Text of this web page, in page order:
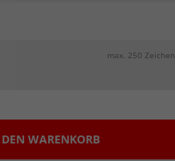
max. 250 Zeichen
WARENKORB